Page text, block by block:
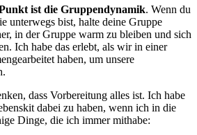
ist die ​Gruppendynamik. Wenn du
unterwegs bist, halte ⁢deine Gruppe
‍in der Gruppe warm zu bleiben und sich
⁢Ich habe das erlebt, als wir in einer
haben, um ‍unsere
dass ⁢Vorbereitung alles ist. Ich habe
‍dabei zu haben, wenn ich in ​die
Dinge, die ich immer mithabe: